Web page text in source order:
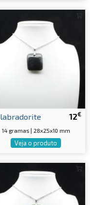
12€
labradorite
14 gramas | 28x25x10 mm
Veja o produto